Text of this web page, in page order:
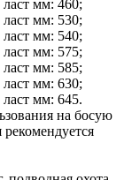
мм: 460;
мм: 530;
мм: 540;
мм: 575;
мм: 585;
мм: 630;
мм: 645.
на босую